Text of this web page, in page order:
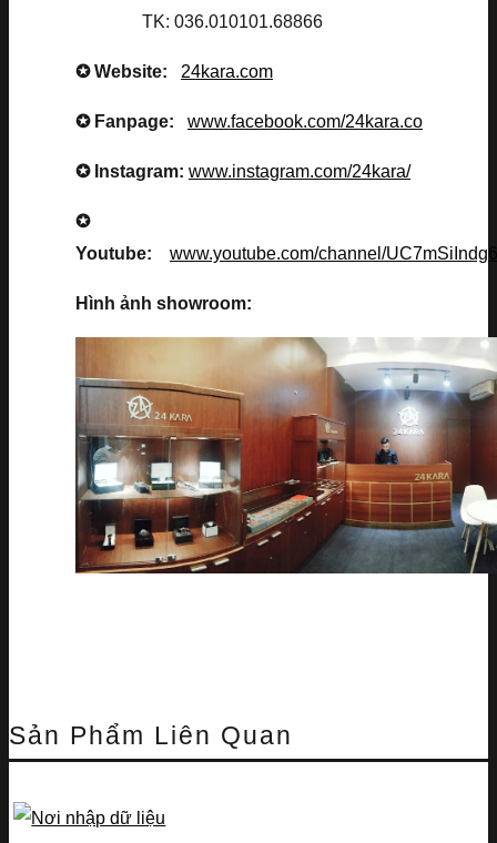
TK: 036.010101.68866
✪ Website: 24kara.com
✪ Fanpage: www.facebook.com/24kara.co
✪ Instagram: www.instagram.com/24kara/
✪
Youtube: www.youtube.com/channel/
Hình ảnh showroom:
Sản Phẩm Liên Quan